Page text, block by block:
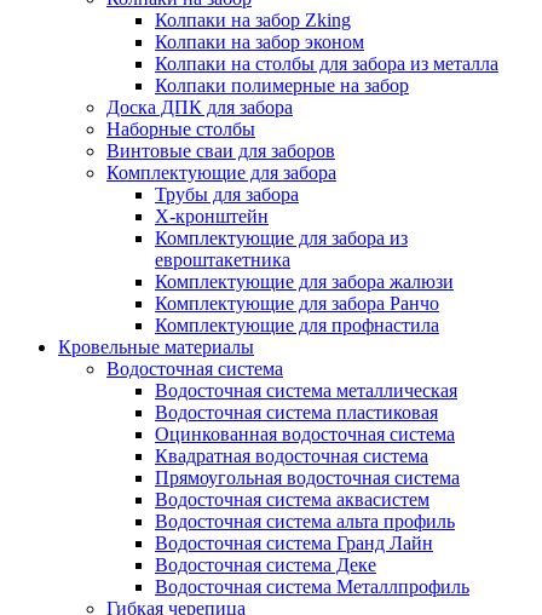
Колпаки на забор Zking
Колпаки на забор эконом
Колпаки на столбы для забора из металла
Колпаки полимерные на забор
Доска ДПК для забора
Наборные столбы
Винтовые сваи для заборов
Комплектующие для забора
Трубы для забора
Х-кронштейн
Комплектующие для забора из
евроштакетника
Комплектующие для забора жалюзи
Комплектующие для забора Ранчо
Комплектующие для профнастила
Кровельные материалы
Водосточная система
Водосточная система металлическая
Водосточная система пластиковая
Оцинкованная водосточная система
Квадратная водосточная система
Прямоугольная водосточная система
Водосточная система аквасистем
Водосточная система альта профиль
Водосточная система Гранд Лайн
Водосточная система Деке
Водосточная система Металлпрофиль
Гибкая черепица